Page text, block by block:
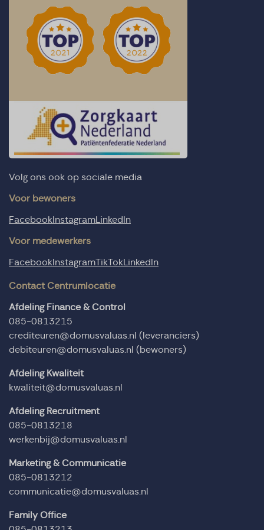
Volg ons ook op sociale media
Voor bewoners
Facebook InstagramLinkedIn
Voor medewerkers
Facebook InstagramTikTokLinkedIn
Contact Centrumlocatie
Afdeling Finance & Control
085-0813215
crediteuren@domusvaluas.nl (leveranciers)
debiteuren@domusvaluas.nl (bewoners)
Afdeling Kwaliteit
kwaliteit@domusvaluas.nl
Afdeling Recruitment
085-0813218
werkenbij@domusvaluas.nl
Marketing & Communicatie
085-0813212
communicatie@domusvaluas.nl
Family Office